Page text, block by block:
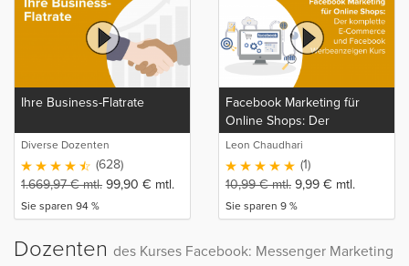
Ihre Business-Flatrate
Diverse Dozenten
(628)
1.669,97€mtl. 99,90 € mtl.
Sie sparen 94 %
Facebook Marketing für
Online Shops: Der
komplette E-Commerce und
Facebook Werbeanzeigen
Kurs
Leon Chaudhari
(1)
10,99€mtl. 9,99 € mtl.
Sie sparen 9 %
Dozenten des Kurses Facebook: Messenger Marketing